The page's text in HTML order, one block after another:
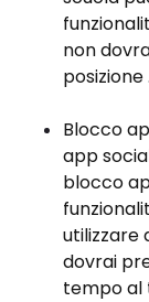
non
posizione .
Blocco
app
blocco
utilizzare
dovrai
tempo al